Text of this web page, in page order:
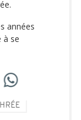
années
à se